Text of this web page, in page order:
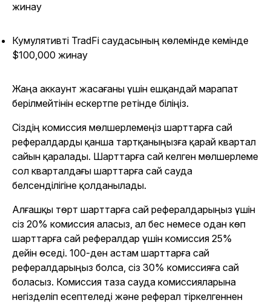
жинау
Кумулятивті TradFi саудасының көлемінде кемінде
$100,000 жинау
Жаңа аккаунт жасағаны үшін ешқандай марапат
берілмейтінін ескертпе ретінде біліңіз.
Сіздің комиссия мөлшерлемеңіз шарттарға сай
рефералдарды қанша тартқаныңызға қарай квартал
сайын қаралады. Шарттарға сай келген мөлшерлеме
сол кварталдағы шарттарға сай сауда
белсенділігіне қолданылады.
Алғашқы төрт шарттарға сай рефералдарыңыз үшін
сіз 20% комиссия аласыз, ал бес немесе одан көп
шарттарға сай рефералдар үшін комиссия 25%
дейін өседі. 100-ден астам шарттарға сай
рефералдарыңыз болса, сіз 30% комиссияға сай
боласыз. Комиссия таза сауда комиссияларына
негізделіп есептеледі және реферал тіркелгеннен